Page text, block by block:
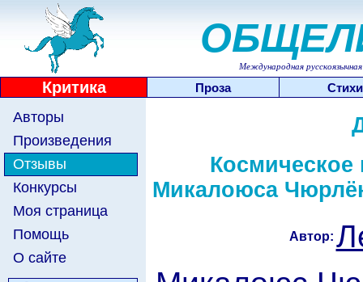
Международная
Критика Проза Стихи
Авторы
Произведения
Отзывы
Конкурсы
Моя страница
Помощь
О сайте
Микалоюса
Автор: